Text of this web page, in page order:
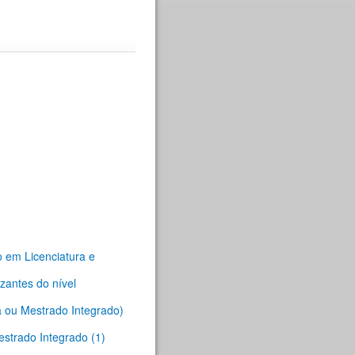
em Licenciatura e
do nível
ou Mestrado Integrado)
Integrado (1)